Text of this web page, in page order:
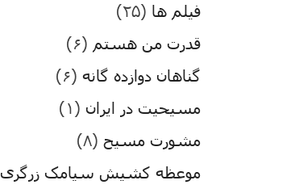
فیلم ها (۲۵)
قدرت من هستم (۶)
گناهان دوازده گانه (۶)
مسیحیت در ایران (۱)
مشورت مسیح (۸)
موعظه کشیش سیامک زرگری